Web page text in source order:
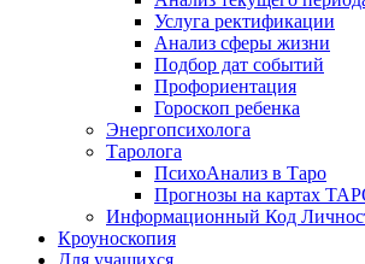
Услуга ректификации
Анализ сферы жизни
Подбор дат событий
Профориентация
Гороскоп ребенка
Энергопсихолога
Таролога
ПсихоАнализ в Таро
Прогнозы на картах
Информационный Код
Кроуноскопия
Для учащихся